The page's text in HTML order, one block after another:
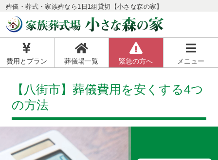
葬儀・葬式・家族葬なら1日1組貸切【小さな森の家】
費用とプラン 葬儀場一覧 緊急の方へ メニュー
【八街市】葬儀費用を安くする4つ
の方法